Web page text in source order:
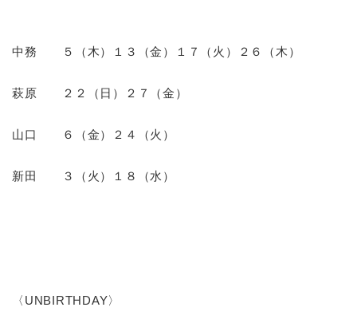
中務 ５（木）１３（金）１７（火）２６（木）
萩原 ２２（日）２７（金）
山口 ６（金）２４（火）
新田 ３（火）１８（水）
〈UNBIRTHDAY〉